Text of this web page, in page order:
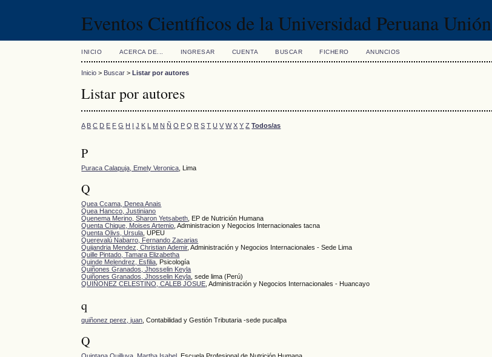
Eventos Científicos de la Universidad Peruana Unión
INICIO ACERCA DE... INGRESAR CUENTA BUSCAR FICHERO ANUNCIOS
Inicio > Buscar >Listar por autores
Listar por autores
A B C D E F G H I J K L M N Ñ O P Q R S T U V W X Y Z Todos/as
P
Puraca Calapuja, Emely Veronica , Lima
Q
Quea Ccama, Denea Anais
Quea Hancco, Justiniano
Quenema Merino, Sharon Yetsabeth, EP de Nutrición Humana
Quenta Chique, Moises Artemio, Administracion y Negocios Internacionales tacna
Quenta Olivs, Ursula, UPEU
Querevalú Nabarro, Fernando Zacarias
Quijandria Mendez, Christian Ademir, Administración y Negocios Internacionales - Sede Lima
Quille Pintado, Tamara Elizabetha
Quinde Melendrez, Esfilia, Psicología
Quiñones Granados, Jhosselin Keyla
Quiñones Granados, Jhosselin Keyla, sede lima (Perú)
QUIÑONEZ CELESTINO, CALEB JOSUE, Administración y Negocios Internacionales - Huancayo
q
quiñonez perez, juan , Contabilidad y Gestión Tributaria -sede pucallpa
Q